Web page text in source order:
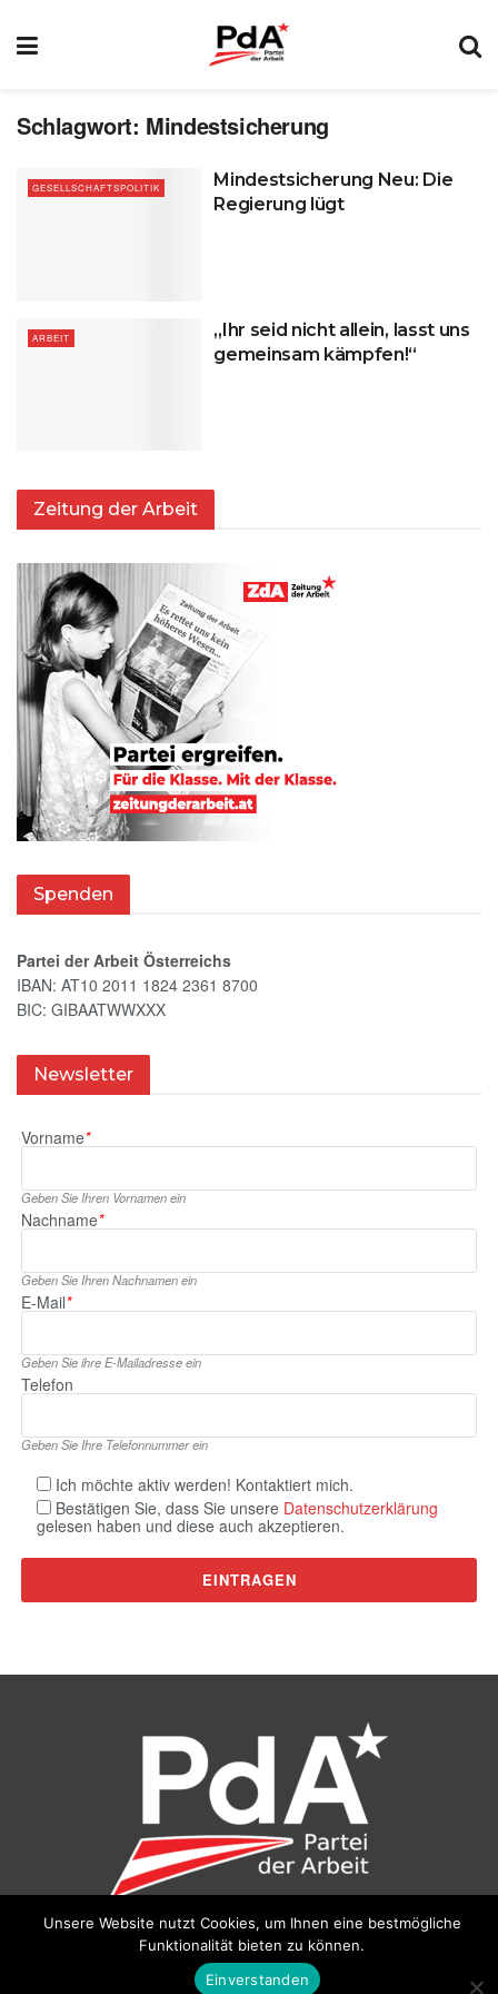
Schlagwort: Mindestsicherung
GESELLSCHAFTSPOLITIK
Mindestsicherung Neu: Die
Regierung lügt
ARBEIT
„Ihr seid nicht allein, lasst uns
gemeinsam kämpfen!“
Zeitung der Arbeit
Spenden
Partei der Arbeit Österreichs
IBAN: AT10 2011 1824 2361 8700
BIC: GIBAATWWXXX
Newsletter
Vorname*
Geben Sie Ihren Vornamen ein
Nachname*
Geben Sie Ihren Nachnamen ein
E‑Mail*
Geben Sie ihre E‑Mailadresse ein
Telefon
Geben Sie Ihre Telefonnummer ein
Ich möchte aktiv werden! Kontaktiert mich.
Bestätigen Sie, dass Sie unsere Datenschutzerklärung
gelesen haben und diese auch akzeptieren.
Partei der Arbeit (PdA), Bundesbüro: Drorygasse 21, 1030
pda@parteiderarbeit.at
Unsere Website nutzt Cookies, um Ihnen eine bestmögliche
Funktionalität bieten zu können.
Einverstanden